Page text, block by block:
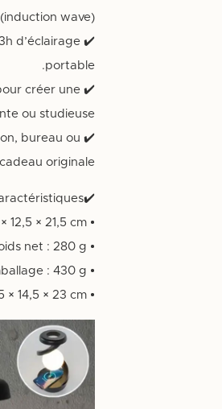
(induction wave).
d’éclairage
portable.
créer une
ou studieuse.
bureau ou
originale.
✔️Caractéristiques :
• Taille : ‎12,5 × 12,5 × 21,5 cm
• Poids net : 280 g
• Poids avec emballage : 430 g
• Packaging élégant : ‎14,5 × 14,5 × 23 cm